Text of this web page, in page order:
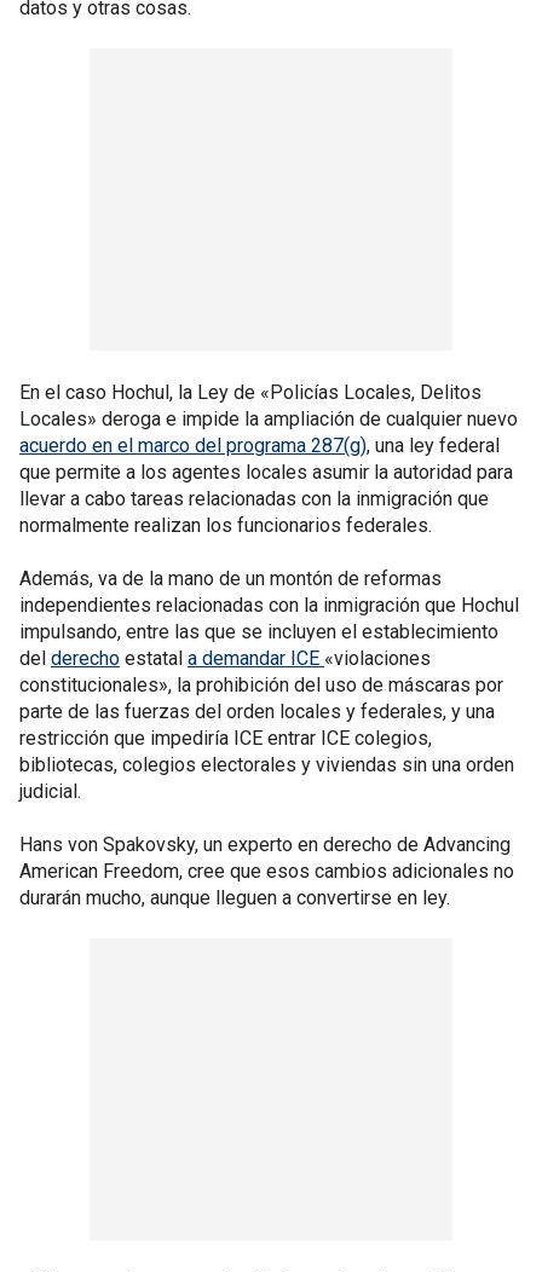
datos y otras cosas.
En el caso Hochul, la Ley de «Policías Locales, Delitos
Locales» deroga e impide la ampliación de cualquier nuevo
acuerdo en el marco del programa 287(g), una ley federal
que permite a los agentes locales asumir la autoridad para
llevar a cabo tareas relacionadas con la inmigración que
normalmente realizan los funcionarios federales.
Además, va de la mano de un montón de reformas
independientes relacionadas con la inmigración que Hochul
impulsando, entre las que se incluyen el establecimiento
del derecho estatal a demandar ICE «violaciones
constitucionales», la prohibición del uso de máscaras por
parte de las fuerzas del orden locales y federales, y una
restricción que impediría ICE entrar ICE colegios,
bibliotecas, colegios electorales y viviendas sin una orden
judicial.
Hans von Spakovsky, un experto en derecho de Advancing
American Freedom, cree que esos cambios adicionales no
durarán mucho, aunque lleguen a convertirse en ley.